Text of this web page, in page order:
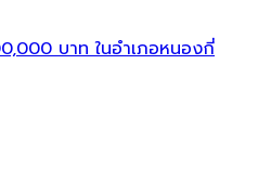
บาท ในอำเภอหนองกี่